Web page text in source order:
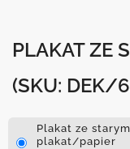
PLAKAT ZE
(SKU: DEK/
Plakat ze
plakat/papier